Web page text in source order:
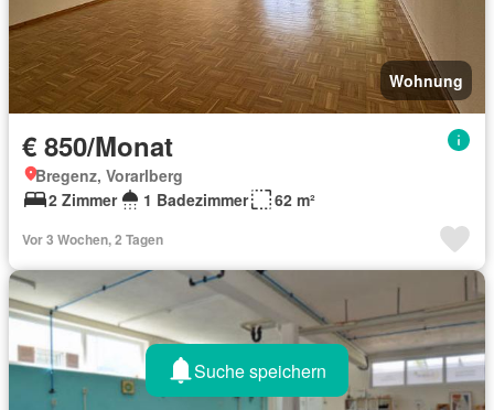
Wohnung
€ 850/Monat
Bregenz, Vorarlberg
2 Zimmer
1 Badezimmer 62 m²
Vor 3 Wochen, 2 Tagen
Suche speichern